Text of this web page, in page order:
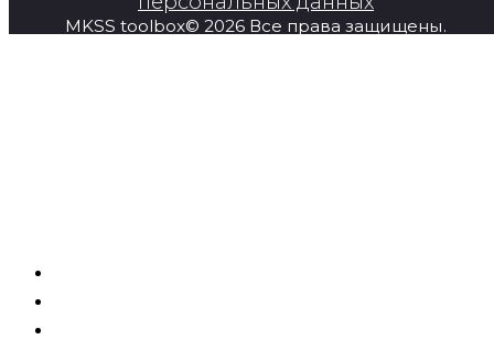
MKSS toolbox© 2026 Все права защищены.